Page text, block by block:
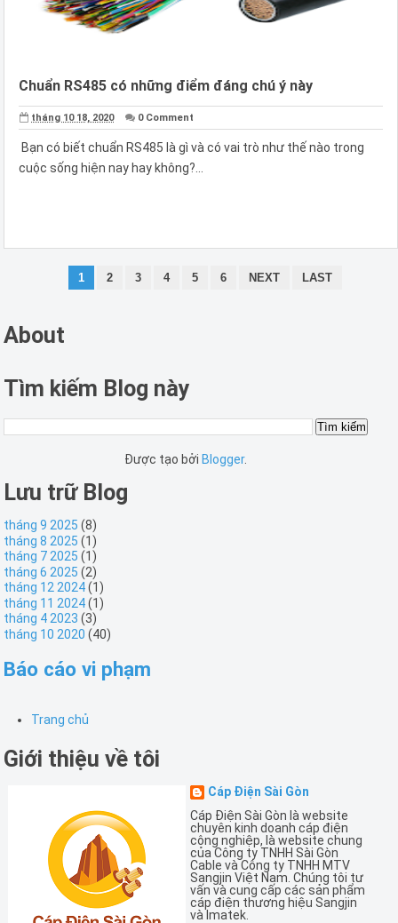
Chuẩn RS485 có những điểm đáng chú ý này
tháng 10 18, 2020 0 Comment
Bạn có biết chuẩn RS485 là gì và có vai trò như thế nào trong
cuộc sống hiện nay hay không?...
1 2 3 4 5 6 NEXT LAST
About
Tìm kiếm Blog này
Được tạo bởi Blogger.
Lưu trữ Blog
tháng 9 2025 (8)
tháng 8 2025 (1)
tháng 7 2025 (1)
tháng 6 2025 (2)
tháng 12 2024(1)
tháng 11 2024(1)
tháng 4 2023 (3)
tháng 10 2020 (40)
Báo cáo vi phạm
Trang chủ
Giới thiệu về tôi
Cáp Điện Sài Gòn
Cáp Điện Sài Gòn là website
chuyên kinh doanh cáp điện
công nghiệp, là website chung
của Công ty TNHH Sài Gòn
Cable và Công ty TNHH MTV
Sangjin Việt Nam. Chúng tôi tư
vấn và cung cấp các sản phẩm
cáp điện thương hiệu Sangjin
và Imatek.